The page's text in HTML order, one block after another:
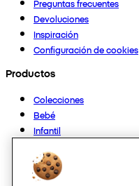
Preguntas frecuentes
Devoluciones
Inspiración
Configuración de cookies
Productos
Colecciones
Bebé
Infantil
Mujer
Hombre